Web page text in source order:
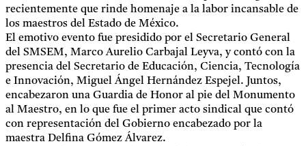
recientemente que rinde homenaje a la labor incansable de
los maestros del Estado de México.
El emotivo evento fue presidido por el Secretario General
del SMSEM, Marco Aurelio Carbajal Leyva, y contó con la
presencia del Secretario de Educación, Ciencia, Tecnología
e Innovación, Miguel Ángel Hernández Espejel. Juntos,
encabezaron una Guardia de Honor al pie del Monumento
al Maestro, en lo que fue el primer acto sindical que contó
con representación del Gobierno encabezado por la
maestra Delfina Gómez Álvarez.